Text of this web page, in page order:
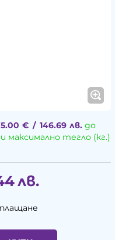
€ / 146.69 лв.до
максимално тегло (кг.)
лв.